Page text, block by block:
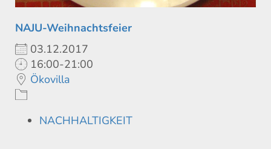
NAJU-Weihnachtsfeier
03.12.2017
16:00-21:00
Ökovilla
NACHHALTIGKEIT